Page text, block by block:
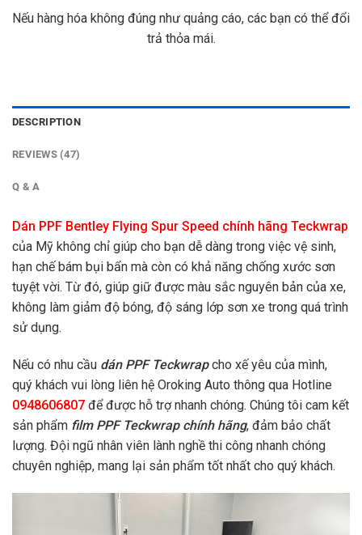
Nếu hàng hóa không đúng như quảng cáo, các bạn có thể đổi
trả thỏa mái.
DESCRIPTION
REVIEWS (47)
Q & A
Dán PPF Bentley Flying Spur Speed chính hãng Teckwrap
của Mỹ không chỉ giúp cho bạn dễ dàng trong việc vệ sinh,
hạn chế bám bụi bẩn mà còn có khả năng chống xước sơn
tuyệt vời. Từ đó, giúp giữ được màu sắc nguyên bản của xe,
không làm giảm độ bóng, độ sáng lớp sơn xe trong quá trình
sử dụng.
Nếu có nhu cầu dán PPF Teckwrapcho xế yêu của mình,
quý khách vui lòng liên hệ Oroking Auto thông qua Hotline
0948606807 để được hỗ trợ nhanh chóng. Chúng tôi cam kết
sản phẩm film PPF Teckwrap chính hãng, đảm bảo chất
lượng. Đội ngũ nhân viên lành nghề thi công nhanh chóng
chuyên nghiệp, mang lại sản phẩm tốt nhất cho quý khách.